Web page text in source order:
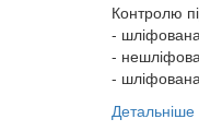
Контролю
-
-
-
Детальніше